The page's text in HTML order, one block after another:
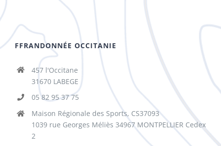
FFRANDONNÉE OCCITANIE
457 l'Occitane
31670 LABEGE
05 82 95 37 75
Maison Régionale des Sports, CS37093
1039 rue Georges Méliès 34967 MONTPELLIER Cedex
2